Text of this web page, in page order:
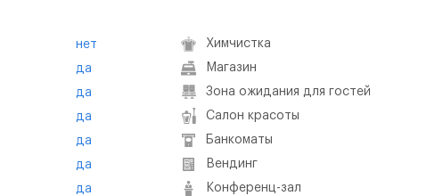
нет
да
да
да
да
да
да
Химчистка
Магазин
Зона ожидания для гостей
Салон красоты
Банкоматы
Вендинг
Конференц-зал